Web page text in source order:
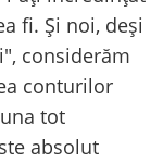
fi. Și noi, deși
considerăm
conturilor
tot
absolut